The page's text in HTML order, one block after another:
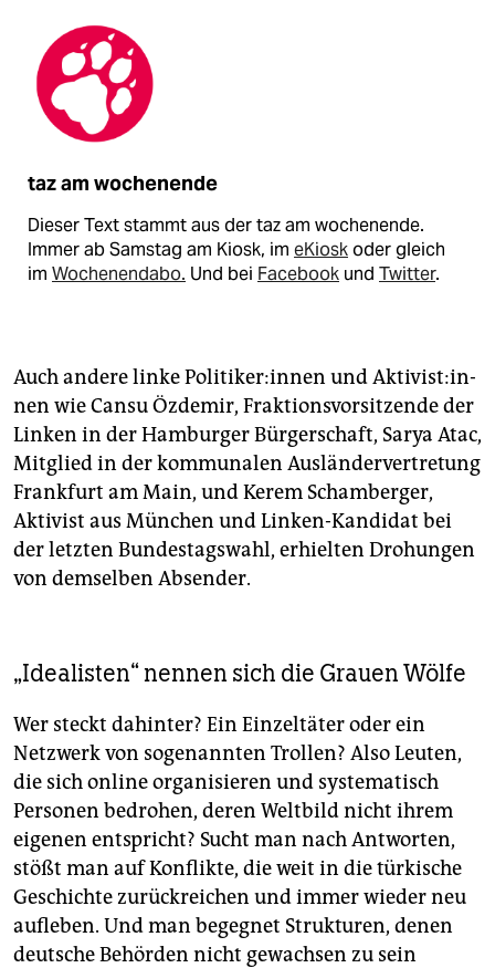
taz am wochenende
Dieser Text stammt aus der taz am wochenende.
Immer ab Samstag am Kiosk, im eKioskoder gleich
im Wochenendabo. Und bei Facebook und Twitter.
Auch andere linke Po­li­ti­ke­r:in­nen und Ak­ti­vis­t:in­
nen wie Cansu Özdemir, Fraktionsvorsitzende der
Linken in der Hamburger Bürgerschaft, Sarya Atac,
Mitglied in der kommunalen Ausländervertretung
Frankfurt am Main, und Kerem Schamberger,
Aktivist aus München und Linken-Kandidat bei
der letzten Bundestagswahl, erhielten Drohungen
von demselben Absender.
„Idealisten“ nennen sich die Grauen Wölfe
Wer steckt dahinter? Ein Einzeltäter oder ein
Netzwerk von sogenannten Trollen? Also Leuten,
die sich online organisieren und systematisch
Personen bedrohen, deren Weltbild nicht ihrem
eigenen entspricht? Sucht man nach Antworten,
stößt man auf Konflikte, die weit in die türkische
Geschichte zurückreichen und immer wieder neu
aufleben. Und man begegnet Strukturen, denen
deutsche Behörden nicht gewachsen zu sein